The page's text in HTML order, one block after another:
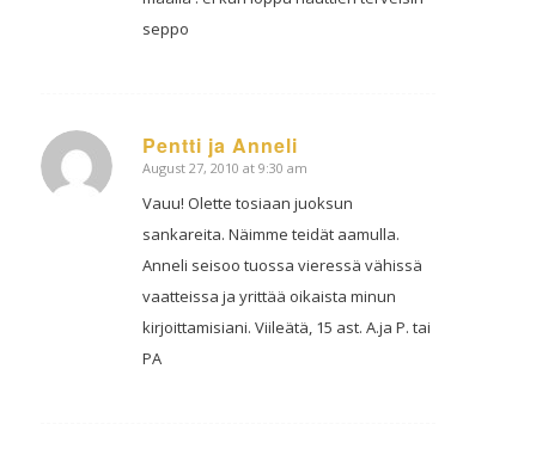
seppo
Pentti ja Anneli
says:
August 27, 2010 at 9:30 am
Vauu! Olette tosiaan juoksun
sankareita. Näimme teidät aamulla.
Anneli seisoo tuossa vieressä vähissä
vaatteissa ja yrittää oikaista minun
kirjoittamisiani. Viileätä, 15 ast. A.ja P. tai
PA